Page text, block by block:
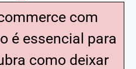
com
é essencial para
como deixar